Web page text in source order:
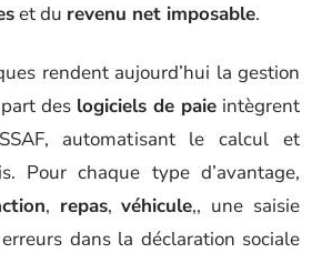
et du revenu net imposable.
rendent aujourd’hui la gestion
des logiciels de paie intègrent
automatisant le calcul et
Pour chaque type d’avantage,
, repas,véhicule,, une saisie
dans la déclaration sociale